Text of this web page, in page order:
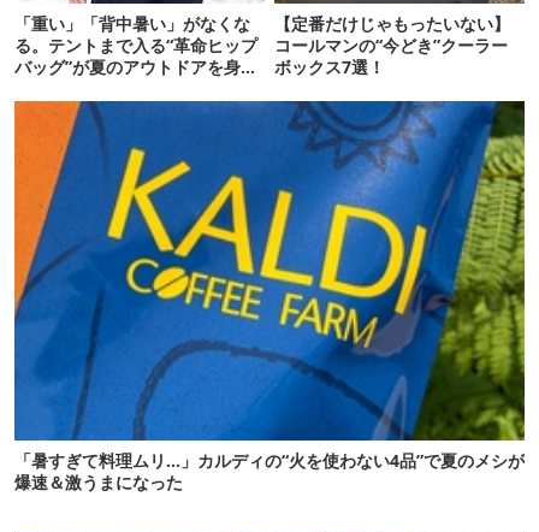
「重い」「背中暑い」がなくな
る。テントまで入る“革命ヒップ
バッグ”が夏のアウトドアを身軽
【定番だけじゃもったいない】
コールマンの“今どき”クーラー
ボックス7選！
「暑すぎて料理ムリ…」カルディの“火を使わない4品”で夏のメシが
爆速＆激うまになった